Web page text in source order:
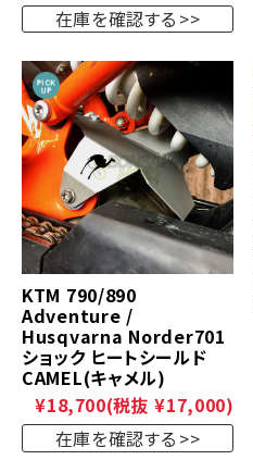
在庫を確認する
KTM 790/890
Adventure /
Husqvarna Norder701
ショック ヒートシールド
CAMEL(キャメル)
¥18,700(税抜 ¥17,000)
在庫を確認する